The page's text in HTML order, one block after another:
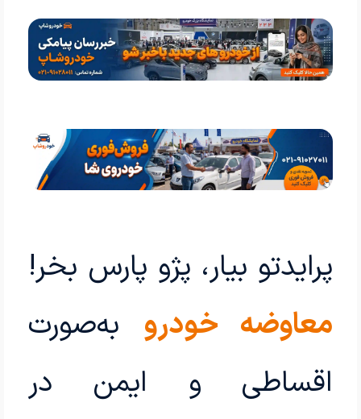
پرایدتو بیار، پژو پارس بخر!
معاوضه خودرو به‌صورت
اقساطی و ایمن در